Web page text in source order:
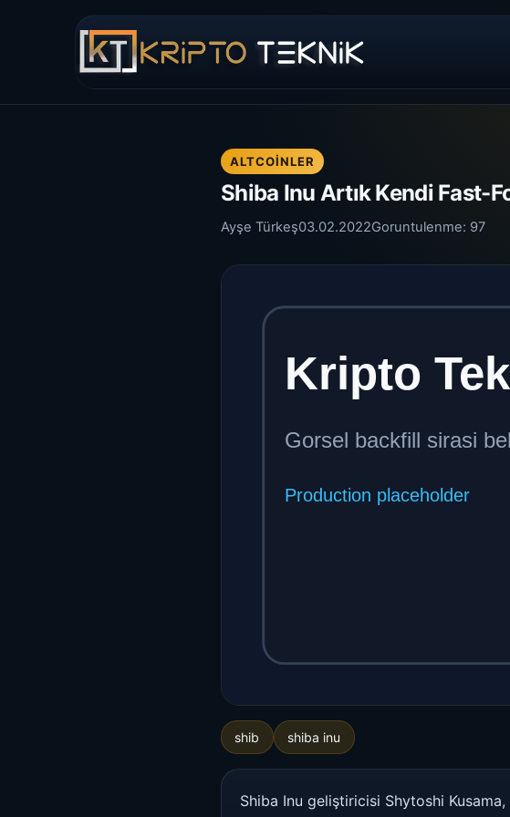
ALTCOINLER
Shiba Inu Artık Kendi Fast-
Ayşe Türkeş03.02.2022Goruntulenme: 97
shib shiba inu
Shiba Inu geliştiricisi Shytoshi